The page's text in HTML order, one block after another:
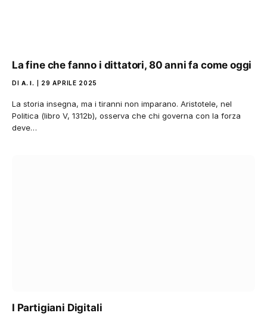
La fine che fanno i dittatori, 80 anni fa come oggi
DI A. I. 29 APRILE 2025
La storia insegna, ma i tiranni non imparano. Aristotele, nel
Politica (libro V, 1312b), osserva che chi governa con la forza
deve…
I Partigiani Digitali